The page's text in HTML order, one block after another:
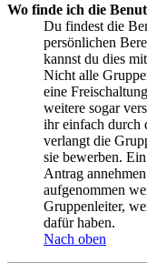
Wo finde ich die
Du findest die
persönlichen
kannst du dies
Nicht alle
eine
weitere sogar
ihr einfach durch
verlangt die
sie bewerben.
Antrag
aufgenommen
Gruppenleiter,
dafür haben.
Nach oben